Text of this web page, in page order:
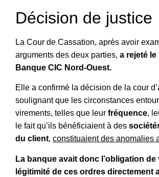
Décision de justice
La Cour de Cassation, après avoir
arguments des deux parties, a rejeté
Banque CIC Nord-Ouest.
Elle a confirmé la décision de la cour
soulignant que les circonstances
virements, telles que leur fréquence,
le fait qu’ils bénéficiaient à des
du client, constituaient des anomalies
La banque avait donc l’obligation de
légitimité de ces ordres directement